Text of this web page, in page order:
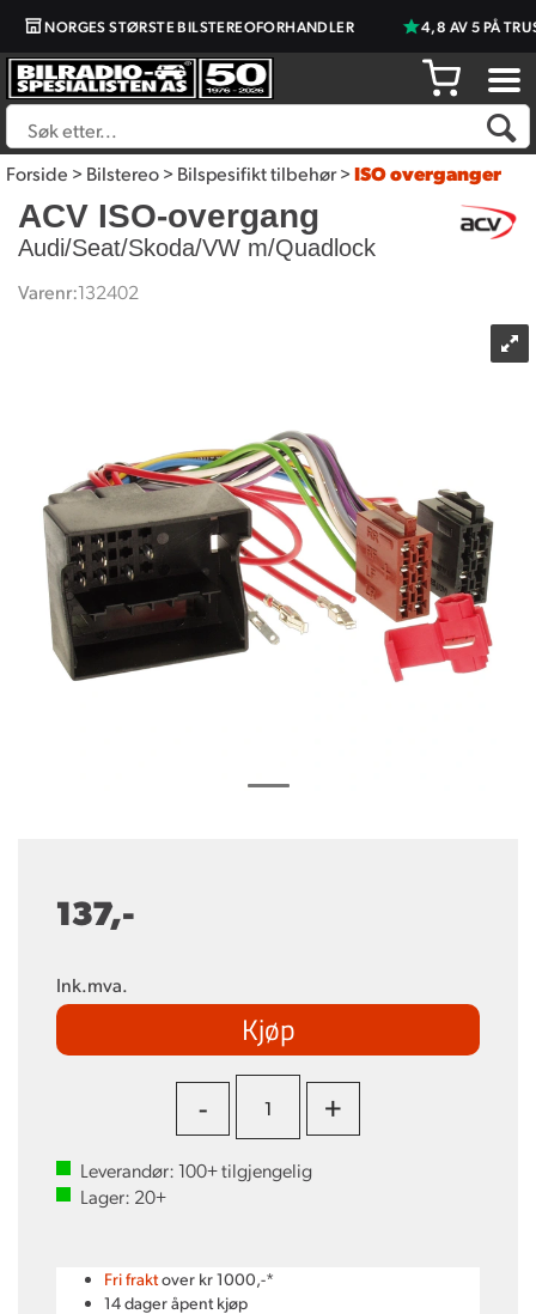
NORGES STØRSTE BILSTEREOFORHANDLER 4,8 AV 5 PÅ
Forside>Bilstereo>Bilspesifikt tilbehør>ISO overganger
ACV ISO-overgang
Audi/Seat/Skoda/VW m/Quadlock
Varenr:132402
137,-
Ink.mva.
Kjøp
- +
Leverandør:100+tilgjengelig
Lager: 20+
Fri fraktover kr 1000,-*
14 dager åpent kjøp